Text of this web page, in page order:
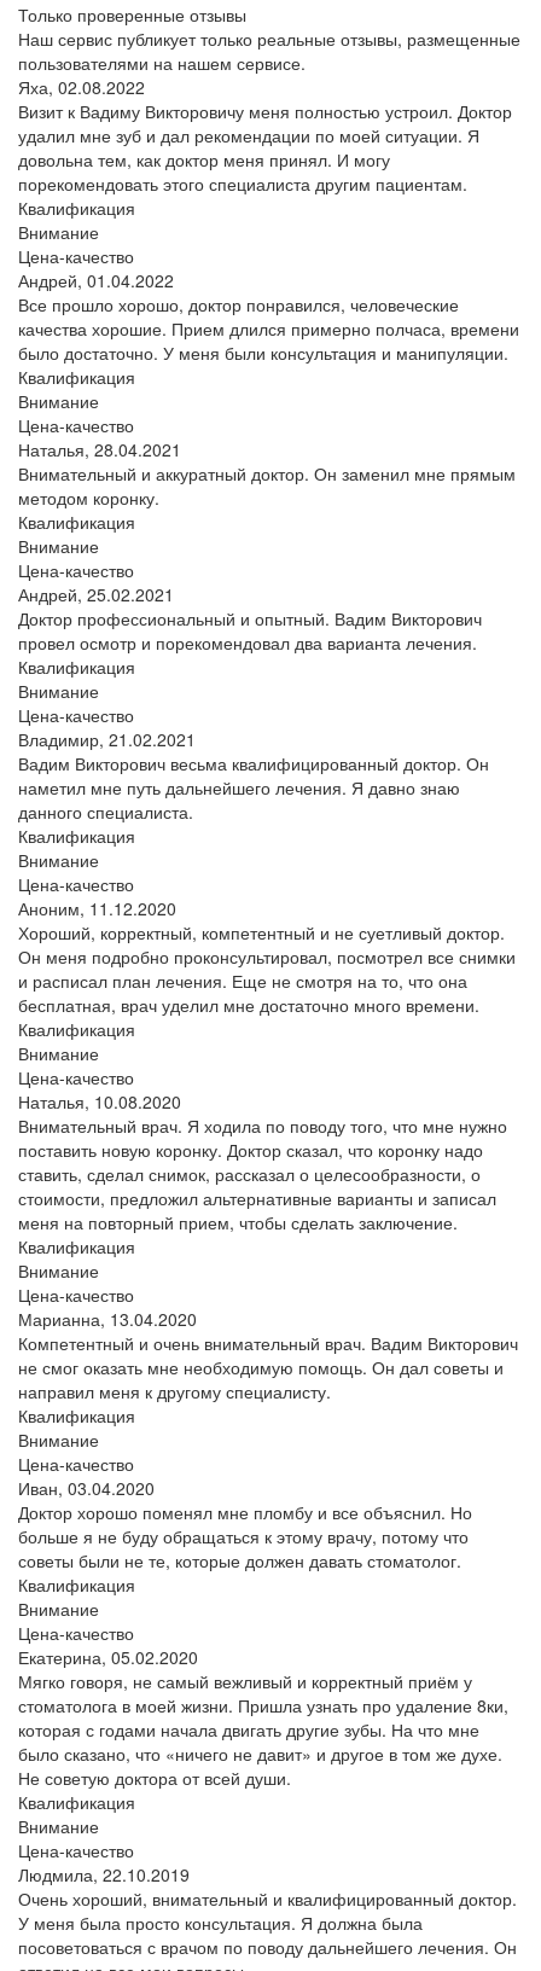
Только проверенные отзывы
Наш сервис публикует только реальные отзывы, размещенные
пользователями на нашем сервисе.
Яха, 02.08.2022
Визит к Вадиму Викторовичу меня полностью устроил. Доктор
удалил мне зуб и дал рекомендации по моей ситуации. Я
довольна тем, как доктор меня принял. И могу
порекомендовать этого специалиста другим пациентам.
Квалификация
Внимание
Цена-качество
Андрей, 01.04.2022
Все прошло хорошо, доктор понравился, человеческие
качества хорошие. Прием длился примерно полчаса, времени
было достаточно. У меня были консультация и манипуляции.
Квалификация
Внимание
Цена-качество
Наталья, 28.04.2021
Внимательный и аккуратный доктор. Он заменил мне прямым
методом коронку.
Квалификация
Внимание
Цена-качество
Андрей, 25.02.2021
Доктор профессиональный и опытный. Вадим Викторович
провел осмотр и порекомендовал два варианта лечения.
Квалификация
Внимание
Цена-качество
Владимир, 21.02.2021
Вадим Викторович весьма квалифицированный доктор. Он
наметил мне путь дальнейшего лечения. Я давно знаю
данного специалиста.
Квалификация
Внимание
Цена-качество
Аноним, 11.12.2020
Хороший, корректный, компетентный и не суетливый доктор.
Он меня подробно проконсультировал, посмотрел все снимки
и расписал план лечения. Еще не смотря на то, что она
бесплатная, врач уделил мне достаточно много времени.
Квалификация
Внимание
Цена-качество
Наталья, 10.08.2020
Внимательный врач. Я ходила по поводу того, что мне нужно
поставить новую коронку. Доктор сказал, что коронку надо
ставить, сделал снимок, рассказал о целесообразности, о
стоимости, предложил альтернативные варианты и записал
меня на повторный прием, чтобы сделать заключение.
Квалификация
Внимание
Цена-качество
Марианна, 13.04.2020
Компетентный и очень внимательный врач. Вадим Викторович
не смог оказать мне необходимую помощь. Он дал советы и
направил меня к другому специалисту.
Квалификация
Внимание
Цена-качество
Иван, 03.04.2020
Доктор хорошо поменял мне пломбу и все объяснил. Но
больше я не буду обращаться к этому врачу, потому что
советы были не те, которые должен давать стоматолог.
Квалификация
Внимание
Цена-качество
Екатерина, 05.02.2020
Мягко говоря, не самый вежливый и корректный приём у
стоматолога в моей жизни. Пришла узнать про удаление 8ки,
которая с годами начала двигать другие зубы. На что мне
было сказано, что «ничего не давит» и другое в том же духе.
Не советую доктора от всей души.
Квалификация
Внимание
Цена-качество
Людмила, 22.10.2019
Очень хороший, внимательный и квалифицированный доктор.
У меня была просто консультация. Я должна была
посоветоваться с врачом по поводу дальнейшего лечения. Он